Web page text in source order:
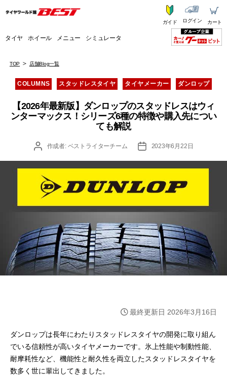
タイヤ ホイール メニュー シミュレータ
ガイド ログイン カート
TOP 店舗Blog一覧
カ
テ
リ
ー
COLUMNS スタッドレスタイヤ タイヤメーカー ダンロップ
【2026年最新版】ダンロップのスタッドレスはウィ
ンターマックス！シリーズ6種の特徴や購入先につい
ても解説
投
作成者: ベストライターチーム
投
2023年6月22日
最終更新日 2026年3月16日
ダンロップは長年にわたりスタッドレスタイヤの開発に取り組ん
でいる信頼性が高いタイヤメーカーです。氷上性能や制動性能、
耐摩耗性など、機能性と耐久性を両立したスタッドレスタイヤを
数多く世に輩出してきました。